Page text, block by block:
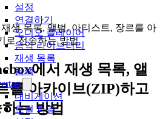
설정
연결하기
오디오 플레이어
음악 라이브러리
재생 목록
탐색
내비게이션
로컬 파일
재생 목록, 앨범, 아티스트, 장르를 아
로 전송하는 방법
에서 재생 목록, 앨
를 아카이브(ZIP)하고
는 방법